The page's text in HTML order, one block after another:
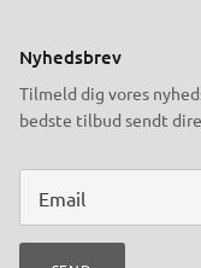
Nyhedsbrev
Tilmeld dig vores
bedste tilbud sendt